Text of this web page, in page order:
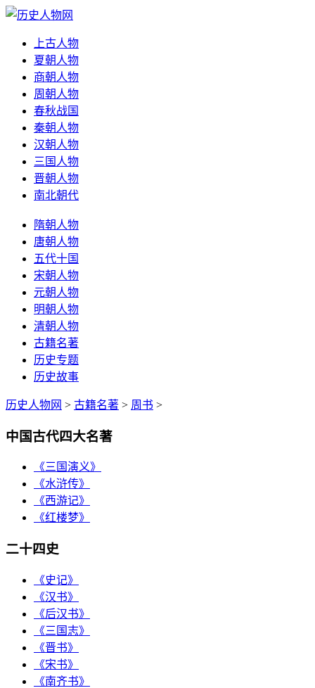
上古人物
夏朝人物
商朝人物
周朝人物
春秋战国
秦朝人物
汉朝人物
三国人物
晋朝人物
南北朝代
隋朝人物
唐朝人物
五代十国
宋朝人物
元朝人物
明朝人物
清朝人物
古籍名著
历史专题
历史故事
历史人物网 > 古籍名著 > 周书 >
中国古代四大名著
《三国演义》
《水浒传》
《西游记》
《红楼梦》
二十四史
《史记》
《汉书》
《后汉书》
《三国志》
《晋书》
《宋书》
《南齐书》